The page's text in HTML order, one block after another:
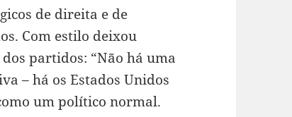
de direita e de
Com estilo deixou
partidos: “Não há uma
– há os Estados Unidos
um político normal.